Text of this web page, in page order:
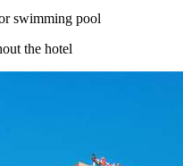
swimming pool
the hotel